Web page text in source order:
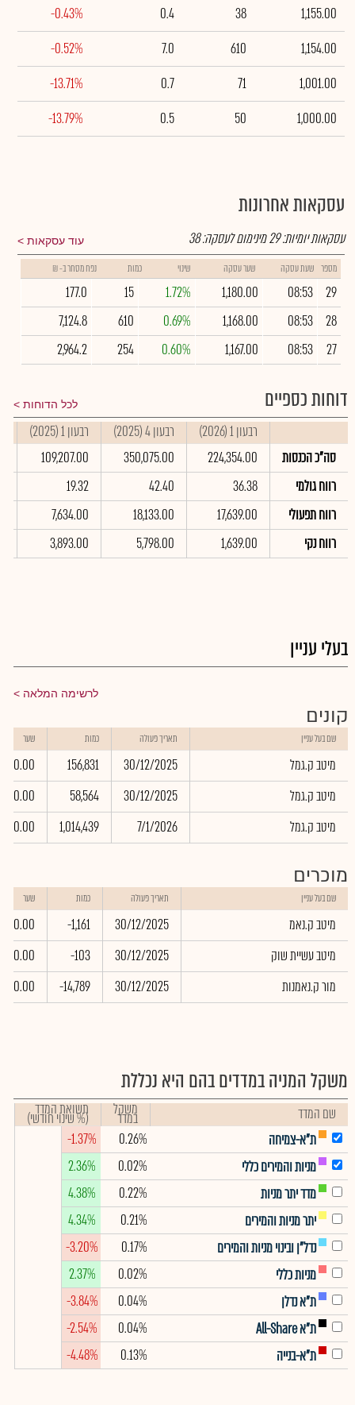
1,155.00
38
0.4
-0.43%
1,154.00
610
7.0
-0.52%
1,001.00
71
0.7
-13.71%
1,000.00
50
0.5
-13.79%
עסקאות אחרונות
עוד עסקאות עסקאות יומיות:29מינימום לעסקה:38
מספר שעת עסקה שער עסקה שינוי כמות נפח מסחר ב- ₪
29
08:53
1,180.00
1.72%
15
177.0
28
08:53
1,168.00
0.69%
610
7,124.8
27
08:53
1,167.00
0.60%
254
2,964.2
דוחות כספיים לכל הדוחות
רבעון 1 (2026) רבעון 4 (2025) רבעון 1 (2025)
סה"כ הכנסות
224,354.00
350,075.00
109,207.00
רווח גולמי
36.38
42.40
19.32
רווח תפעולי
17,639.00
18,133.00
7,634.00
רווח נקי
1,639.00
5,798.00
3,893.00
בעלי עניין
לרשימה המלאה
קונים
שם בעל עניין תאריך פעולה כמות שער
מיטב ק.גמל 30/12/2025
156,831
0.00
מיטב ק.גמל
30/12/2025
58,564
0.00
מיטב ק.גמל
7/1/2026
1,014,439
0.00
מוכרים
שם בעל עניין תאריך פעולה כמות שער
מיטב ק.נאמ 30/12/2025
-1,161
0.00
מיטב עשיית שוק
30/12/2025
-103
0.00
מור ק.נאמנות
30/12/2025
-14,789
0.00
משקל המניה במדדים בהם היא נכללת
שם המדד משקל
במדד תשואת המדד
(% שינוי חודשי)
ת"א-צמיחה
0.26%
-1.37%
מניות והמירים כללי
0.02%
2.36%
מדד יתר מניות
0.22%
4.38%
יתר מניות והמירים
0.21%
4.34%
נדל"ן ובינוי מניות והמירים
0.17%
-3.20%
מניות כללי
0.02%
2.37%
ת"א נדלן
0.04%
-3.84%
ת"א All-Share
0.04%
-2.54%
ת"א-בנייה
0.13%
-4.48%